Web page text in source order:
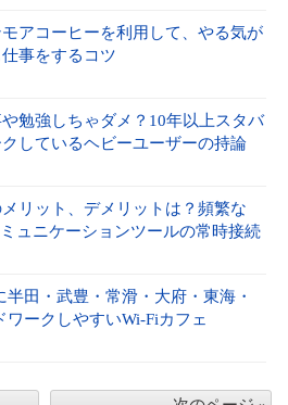
アコーヒーを利用して、やる気が
事をするコツ
勉強しちゃダメ？10年以上スタバ
しているヘビーユーザーの持論
リット、デメリットは？頻繁な
ュニケーションツールの常時接続
半田・武豊・常滑・大府・東海・
ワークしやすいWi-Fiカフェ